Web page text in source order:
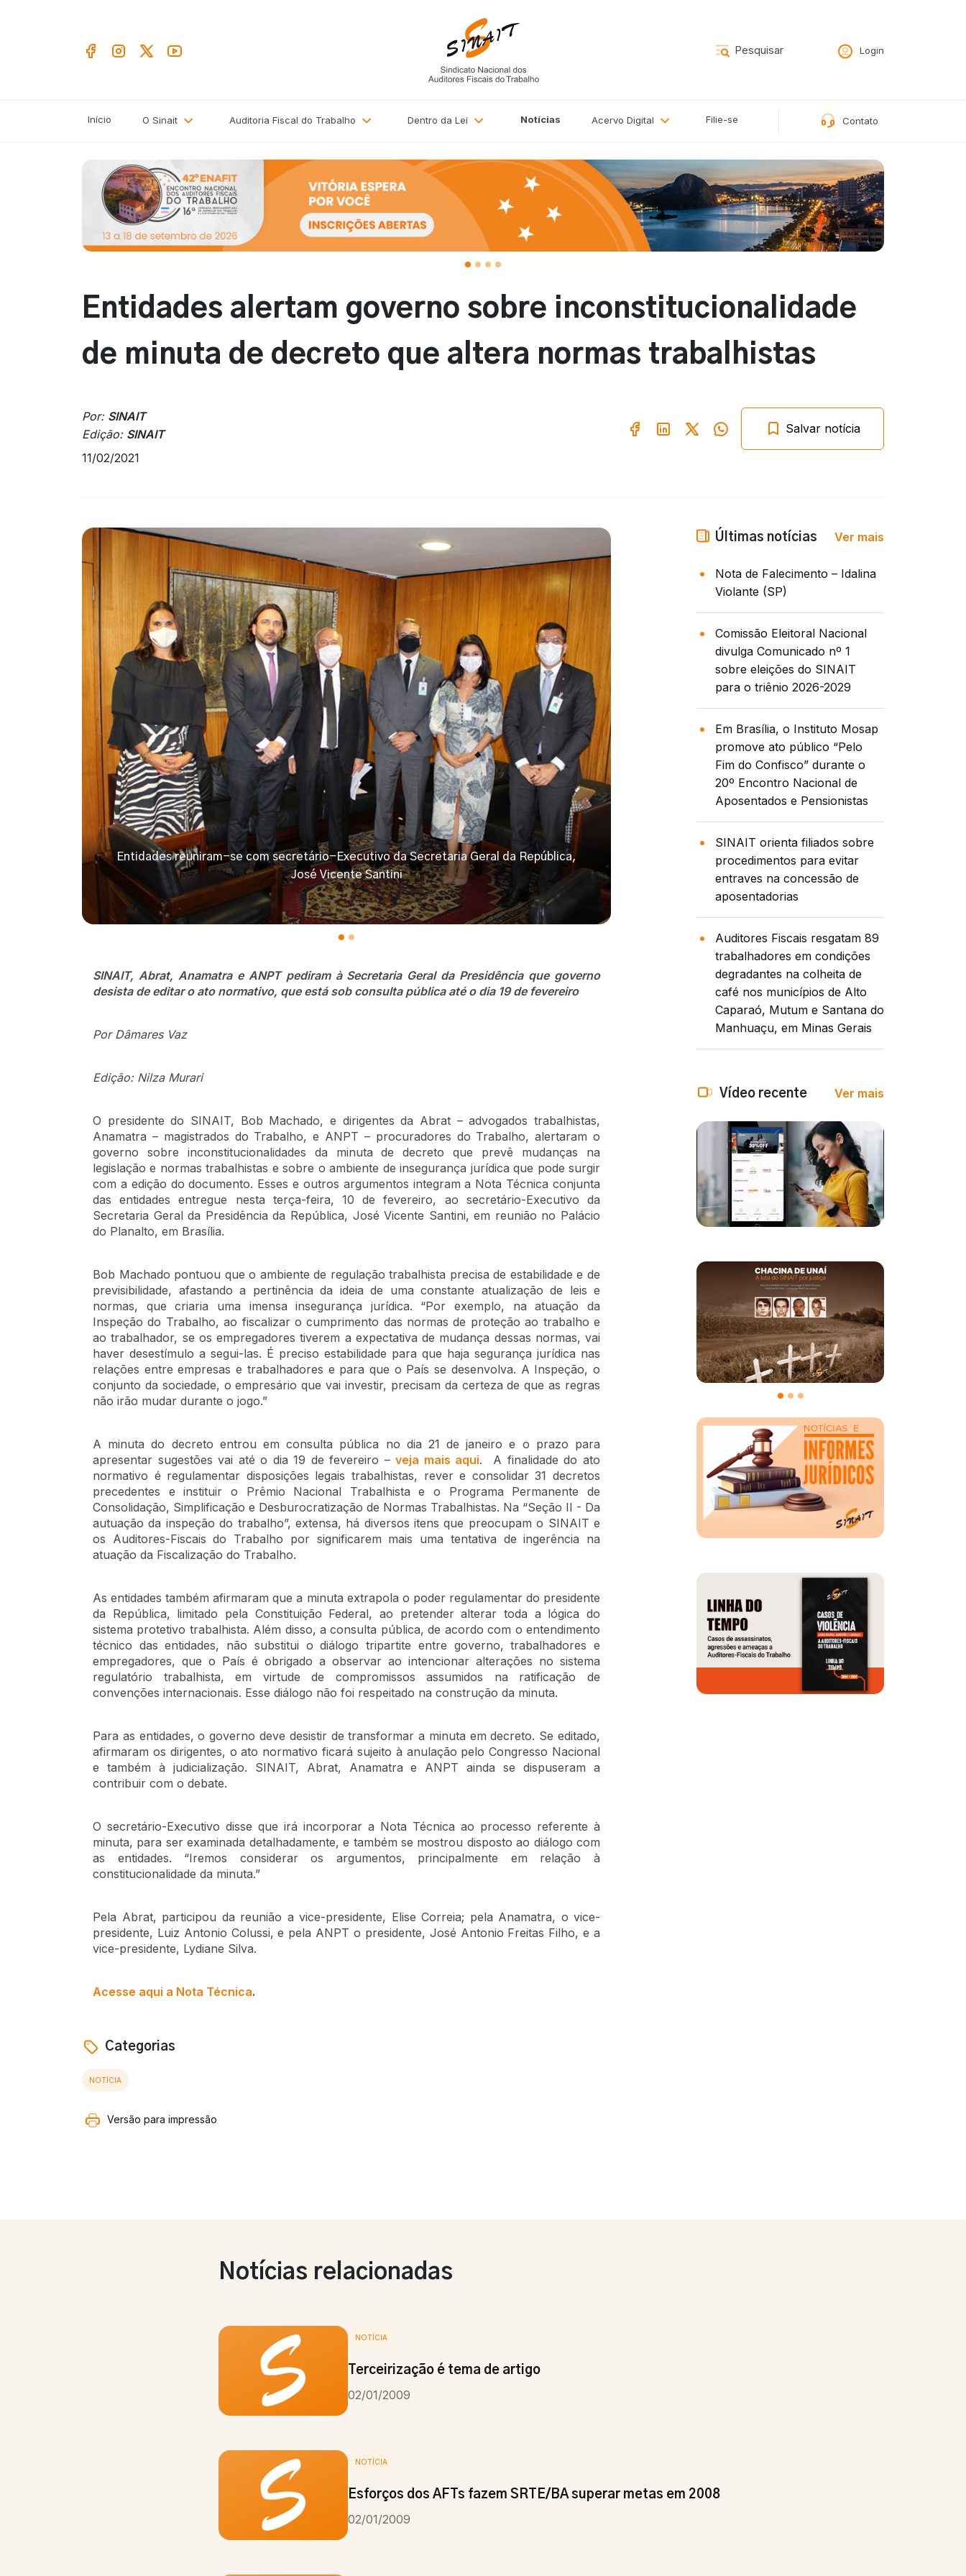
Login
Início O Sinait Auditoria Fiscal do Trabalho Dentro da Lei Notícias Acervo Digital Filie-se Contato
Entidades alertam governo sobre inconstitucionalidade
de minuta de decreto que altera normas trabalhistas
Por: SINAIT
Edição: SINAIT
11/02/2021
Salvar notícia
Entidades reuniram-se com secretário-Executivo da Secretaria Geral da República,
José Vicente Santini
SINAIT, Abrat, Anamatra e ANPT pediram à Secretaria Geral da Presidência que governo
desista de editar o ato normativo, que está sob consulta pública até o dia 19 de fevereiro
Por Dâmares Vaz
Edição: Nilza Murari
O presidente do SINAIT, Bob Machado, e dirigentes da Abrat – advogados trabalhistas,
Anamatra – magistrados do Trabalho, e ANPT – procuradores do Trabalho, alertaram o
governo sobre inconstitucionalidades da minuta de decreto que prevê mudanças na
legislação e normas trabalhistas e sobre o ambiente de insegurança jurídica que pode surgir
com a edição do documento. Esses e outros argumentos integram a Nota Técnica conjunta
das entidades entregue nesta terça-feira, 10 de fevereiro, ao secretário-Executivo da
Secretaria Geral da Presidência da República, José Vicente Santini, em reunião no Palácio
do Planalto, em Brasília.
Bob Machado pontuou que o ambiente de regulação trabalhista precisa de estabilidade e de
previsibilidade, afastando a pertinência da ideia de uma constante atualização de leis e
normas, que criaria uma imensa insegurança jurídica. “Por exemplo, na atuação da
Inspeção do Trabalho, ao fiscalizar o cumprimento das normas de proteção ao trabalho e
ao trabalhador, se os empregadores tiverem a expectativa de mudança dessas normas, vai
haver desestímulo a segui-las. É preciso estabilidade para que haja segurança jurídica nas
relações entre empresas e trabalhadores e para que o País se desenvolva. A Inspeção, o
conjunto da sociedade, o empresário que vai investir, precisam da certeza de que as regras
não irão mudar durante o jogo.”
A minuta do decreto entrou em consulta pública no dia 21 de janeiro e o prazo para
apresentar sugestões vai até o dia 19 de fevereiro –veja mais aqui. A finalidade do ato
normativo é regulamentar disposições legais trabalhistas, rever e consolidar 31 decretos
precedentes e instituir o Prêmio Nacional Trabalhista e o Programa Permanente de
Consolidação, Simplificação e Desburocratização de Normas Trabalhistas. Na “Seção II - Da
autuação da inspeção do trabalho”, extensa, há diversos itens que preocupam o SINAIT e
os Auditores-Fiscais do Trabalho por significarem mais uma tentativa de ingerência na
atuação da Fiscalização do Trabalho.
As entidades também afirmaram que a minuta extrapola o poder regulamentar do presidente
da República, limitado pela Constituição Federal, ao pretender alterar toda a lógica do
sistema protetivo trabalhista. Além disso, a consulta pública, de acordo com o entendimento
técnico das entidades, não substitui o diálogo tripartite entre governo, trabalhadores e
empregadores, que o País é obrigado a observar ao intencionar alterações no sistema
regulatório trabalhista, em virtude de compromissos assumidos na ratificação de
convenções internacionais. Esse diálogo não foi respeitado na construção da minuta.
Para as entidades, o governo deve desistir de transformar a minuta em decreto. Se editado,
afirmaram os dirigentes, o ato normativo ficará sujeito à anulação pelo Congresso Nacional
e também à judicialização. SINAIT, Abrat, Anamatra e ANPT ainda se dispuseram a
contribuir com o debate.
O secretário-Executivo disse que irá incorporar a Nota Técnica ao processo referente à
minuta, para ser examinada detalhadamente, e também se mostrou disposto ao diálogo com
as entidades. “Iremos considerar os argumentos, principalmente em relação à
constitucionalidade da minuta.”
Pela Abrat, participou da reunião a vice-presidente, Elise Correia; pela Anamatra, o vice-
presidente, Luiz Antonio Colussi, e pela ANPT o presidente, José Antonio Freitas Filho, e a
vice-presidente, Lydiane Silva.
Acesse aqui a Nota Técnica.​
Categorias
NOTÍCIA
Versão para impressão
Últimas notícias Ver mais
Nota de Falecimento – Idalina
Violante (SP)
Comissão Eleitoral Nacional
divulga Comunicado nº 1
sobre eleições do SINAIT
para o triênio 2026-2029
Em Brasília, o Instituto Mosap
promove ato público “Pelo
Fim do Confisco” durante o
20º Encontro Nacional de
Aposentados e Pensionistas
SINAIT orienta filiados sobre
procedimentos para evitar
entraves na concessão de
aposentadorias
Auditores Fiscais resgatam 89
trabalhadores em condições
degradantes na colheita de
café nos municípios de Alto
Caparaó, Mutum e Santana do
Manhuaçu, em Minas Gerais
Vídeo recente Ver mais
Notícias relacionadas
NOTÍCIA
Terceirização é tema de artigo
02/01/2009
NOTÍCIA
Esforços dos AFTs fazem SRTE/BA superar metas em 2008
02/01/2009